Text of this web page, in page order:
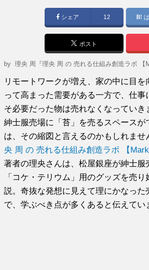
シェア 12
ポスト
by理央 周『理央 周 の 売れる仕組み創造ラボ 【
リモートワークが増え、家の中に目を
って高まった需要がある一方で、仕事
そ必要だった物は売れなくなっていき
紳士服売場に「苔」を売るスペースが
は、その縮図と言えるのかもしれませ
央 周 の 売れる仕組み創造ラボ 【
著者の理央さんは、松屋銀座が紳士服
「コケ・テリウム」用のグッズを売
説。奇抜な発想に見えて理にかなった
で、学ぶべき点が多くあると伝えてい